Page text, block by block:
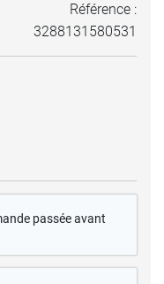
Référence :
3288131580531
passée avant